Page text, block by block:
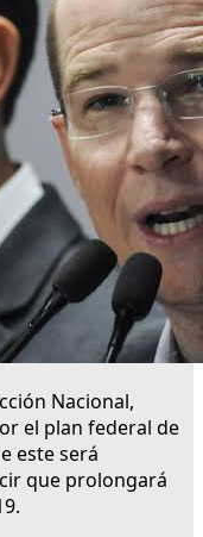
Nacional,
el plan federal de
este será
que prolongará